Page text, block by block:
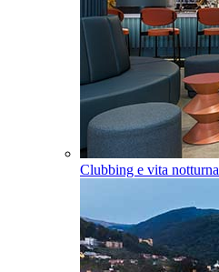
Clubbing e vita notturna